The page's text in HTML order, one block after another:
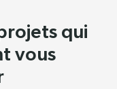
qui
vous